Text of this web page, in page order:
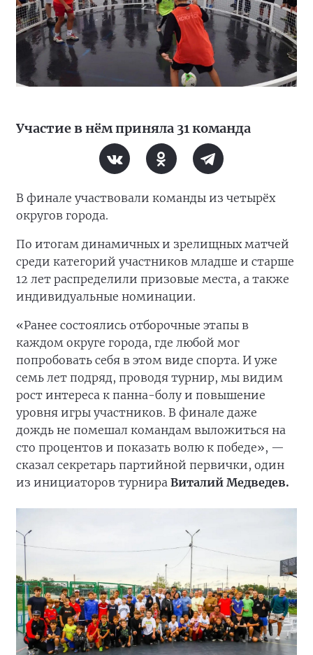
Участие в нём приняла 31 команда
В финале участвовали команды из четырёх
округов города.
По итогам динамичных и зрелищных матчей
среди категорий участников младше и старше
12 лет распределили призовые места, а также
индивидуальные номинации.
«Ранее состоялись отборочные этапы в
каждом округе города, где любой мог
попробовать себя в этом виде спорта. И уже
семь лет подряд, проводя турнир, мы видим
рост интереса к панна-болу и повышение
уровня игры участников. В финале даже
дождь не помешал командам выложиться на
сто процентов и показать волю к победе», —
сказал секретарь партийной первички, один
из инициаторов турнира Виталий Медведев.